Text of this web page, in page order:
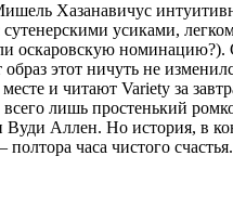
Хазанавичус
усиками,
оскаровскую
этот ничуть не
и читают Variety за
лишь простенький
Аллен. Но история, в
часа чистого счастья.